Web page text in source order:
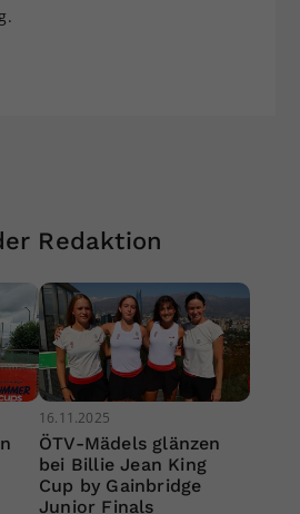
Redaktion
16.11.2025
ÖTV-Mädels glänzen
bei Billie Jean King
Cup by Gainbridge
Junior Finals